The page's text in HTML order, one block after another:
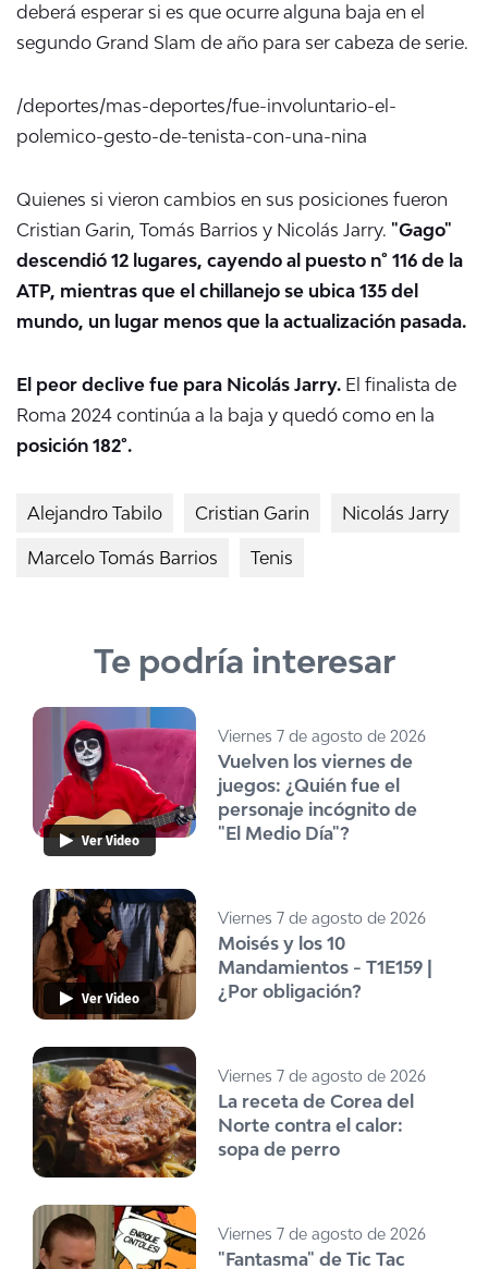
deberá esperar si es que ocurre alguna baja en el
segundo Grand Slam de año para ser cabeza de serie.
/deportes/mas-deportes/fue-involuntario-el-
polemico-gesto-de-tenista-con-una-nina
Quienes si vieron cambios en sus posiciones fueron
Cristian Garin, Tomás Barrios y Nicolás Jarry. "Gago"
descendió 12 lugares, cayendo al puesto n° 116 de la
ATP, mientras que el chillanejo se ubica 135 del
mundo, un lugar menos que la actualización pasada.
El peor declive fue para Nicolás Jarry. El finalista de
Roma 2024 continúa a la baja y quedó como en la
posición 182°.
Alejandro Tabilo Cristian Garin Nicolás Jarry
Marcelo Tomás Barrios Tenis
Te podría interesar
Ver Video
Viernes 7 de agosto de 2026
Vuelven los viernes de
juegos: ¿Quién fue el
personaje incógnito de
"El Medio Día"?
Ver Video
Viernes 7 de agosto de 2026
Moisés y los 10
Mandamientos - T1E159 |
¿Por obligación?
Viernes 7 de agosto de 2026
La receta de Corea del
Norte contra el calor:
sopa de perro
Viernes 7 de agosto de 2026
"Fantasma" de Tic Tac